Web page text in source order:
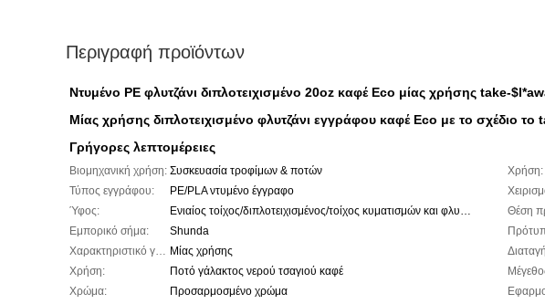
Περιγραφή προϊόντων
Ντυμένο PE φλυτζάνι διπλοτειχισμένο 20oz καφέ Eco μίας χρήσης take-
Μίας χρήσης διπλοτειχισμένο φλυτζάνι εγγράφου καφέ Eco με το σχέδιο
Γρήγορες λεπτομέρειες
Βιομηχανική χρήση: Συσκευασία τροφίμων & ποτών Χρήση:
Τύπος εγγράφου:
PE/PLA ντυμένο έγγραφο
Ύφος:
Ενιαίος τοίχος/διπλοτειχισμένος/τοίχος κυματισμών και φλυτζάνι λαβών Θέση
Εμπορικό σήμα:
Shunda
Χαρακτηριστικό γνώρισμα: Μίας χρήσης
Χρήση:
Ποτό γάλακτος νερού τσαγιού καφέ
Χρώμα:
Προσαρμοσμένο χρώμα